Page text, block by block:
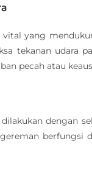
yang
tekanan udara
pecah atau
dengan
berfungsi